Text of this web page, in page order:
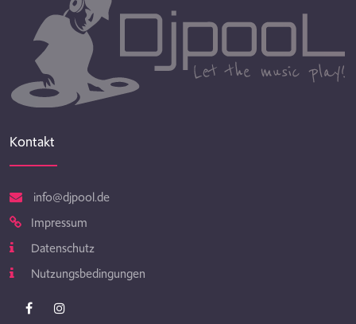
Kontakt
info@djpool.de
Impressum
Datenschutz
Nutzungsbedingungen